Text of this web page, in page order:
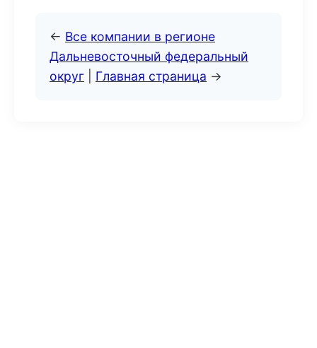
← Все компании в регионе
Дальневосточный федеральный
округ
Главная страница →